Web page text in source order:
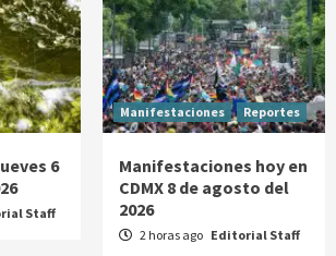
6
Staff
Manifestaciones Reportes
Manifestaciones hoy en
CDMX 8 de agosto del
2026
2 horas ago Editorial Staff